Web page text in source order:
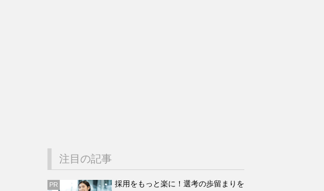
注目の記事
PR
採用をもっと楽に！選考の歩留まりを